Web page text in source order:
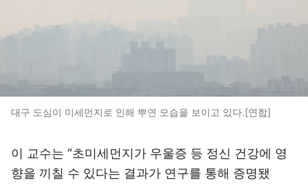
대구 도심이 미세먼지로 인해 뿌연 모습을 보이고 있다.[연합]
이 교수는 “초미세먼지가 우울증 등 정신 건강에 영
향을 끼칠 수 있다는 결과가 연구를 통해 증명됐